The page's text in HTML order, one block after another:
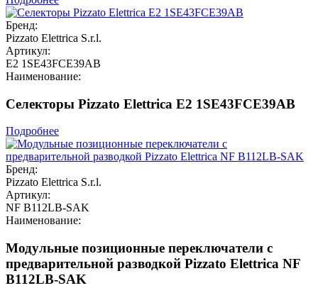
Бренд:
Pizzato Elettrica S.r.l.
Артикул:
E2 1SE43FCE39AB
Наименование:
Селекторы Pizzato Elettrica E2 1SE43FCE39AB
Подробнее
Бренд:
Pizzato Elettrica S.r.l.
Артикул:
NF B112LB-SAK
Наименование:
Модульные позиционные переключатели с
предварительной разводкой Pizzato Elettrica NF
B112LB-SAK